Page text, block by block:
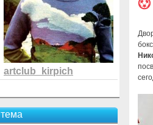
artclub_kirpich
тема